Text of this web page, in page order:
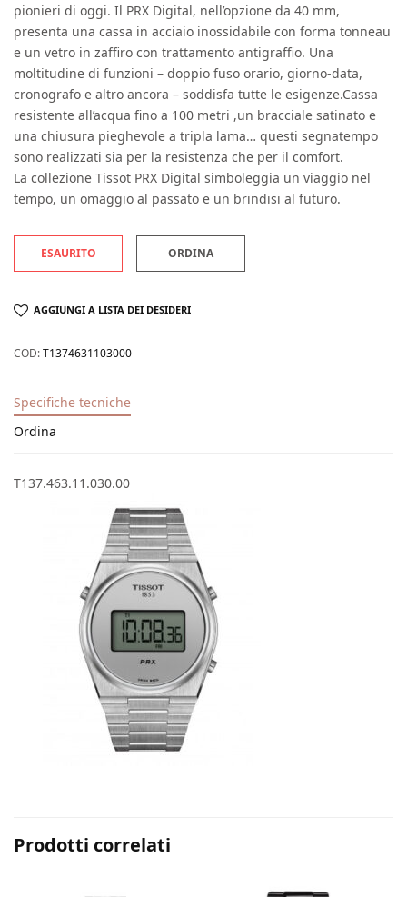
pionieri di oggi. Il PRX Digital, nell’opzione da 40 mm,
presenta una cassa in acciaio inossidabile con forma tonneau
e un vetro in zaffiro con trattamento antigraffio. Una
moltitudine di funzioni – doppio fuso orario, giorno-data,
cronografo e altro ancora – soddisfa tutte le esigenze.Cassa
resistente all’acqua fino a 100 metri ,un bracciale satinato e
una chiusura pieghevole a tripla lama… questi segnatempo
sono realizzati sia per la resistenza che per il comfort.
La collezione Tissot PRX Digital simboleggia un viaggio nel
tempo, un omaggio al passato e un brindisi al futuro.
ESAURITO ORDINA
AGGIUNGI A LISTA DEI DESIDERI
COD:T1374631103000
Specifiche tecniche
Ordina
T137.463.11.030.00
Prodotti correlati